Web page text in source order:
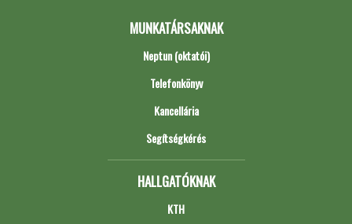
MUNKATÁRSAKNAK
Neptun (oktatói)
Telefonkönyv
Kancellária
Segítségkérés
HALLGATÓKNAK
KTH